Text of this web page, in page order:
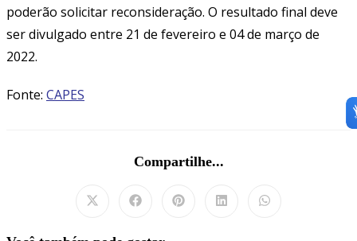
poderão solicitar reconsideração. O resultado final deve
ser divulgado entre 21 de fevereiro e 04 de março de
2022.
Fonte: CAPES
Compartilhe...Compartilhar
Abre Abre Abre Abre Abre